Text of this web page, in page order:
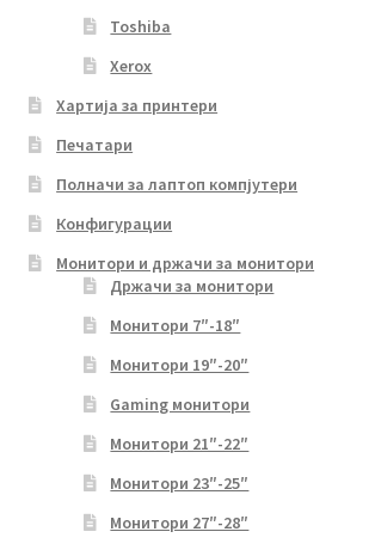
Toshiba
Xerox
Хартија за принтери
Печатари
Полначи за лаптоп компјутери
Конфигурации
Монитори и држачи за монитори
Држачи за монитори
Монитори 7″-18″
Монитори 19″-20″
Gaming монитори
Монитори 21″-22″
Монитори 23″-25″
Монитори 27″-28″